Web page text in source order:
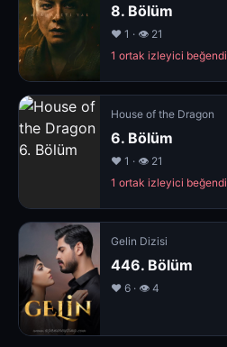
8. Bölüm
❤️ 1 · 👁 21
1 ortak izleyici beğendi
House of the Dragon
6. Bölüm
❤️ 1 · 👁 21
1 ortak izleyici beğendi
Gelin Dizisi
446. Bölüm
❤️ 6 · 👁 4